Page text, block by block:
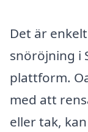
Det är
snöröjning i
plattform.
med att
eller tak,